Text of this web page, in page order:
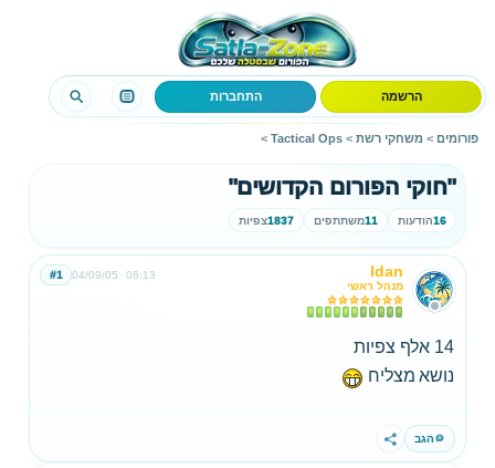
הרשמה התחברות
פורומים > משחקי רשת >
Tactical Ops
>
"חוקי הפורום הקדושים"
16הודעות 11משתתפים 1837צפיות
Idan
מנהל ראשי
04/09/05 06:13
#1
14 אלף צפיות
נושא מצליח
הגב שתף